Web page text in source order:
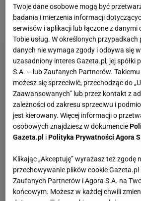
Płacheta zauważa jednak, że
nie jest - znajdzie się nawet
Twoje dane osobowe mogą być
badania i mierzenia informacji
serwisów i aplikacji lub łączone z
Tobie usług. W określonych
danych nie wymaga zgody i odbywa się
uzasadniony interes Gazeta.pl, jej spółki
S.A. – lub Zaufanych Partnerów.
możesz się sprzeciwić, przechodząc do
Zaawansowanych” lub przez kontakt z
zależności od zakresu sprzeciwu i
jest kierowany. Więcej informacji o
osobowych znajdziesz w dokumencie
Gazeta.pl iPolityka Prywatności Agora
Klikając „Akceptuję” wyrażasz też zgodę
przechowywanie plików cookie Gazeta.pl
Zaufanych Partnerów i Agora S.A. na
końcowym. Możesz w każdej chwili